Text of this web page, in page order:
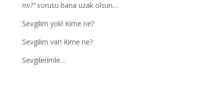
mı?’’sorusu bana uzak olsun…
Sevgilim yok! Kime ne?
Sevgilim var! Kime ne?
Sevgilerimle…